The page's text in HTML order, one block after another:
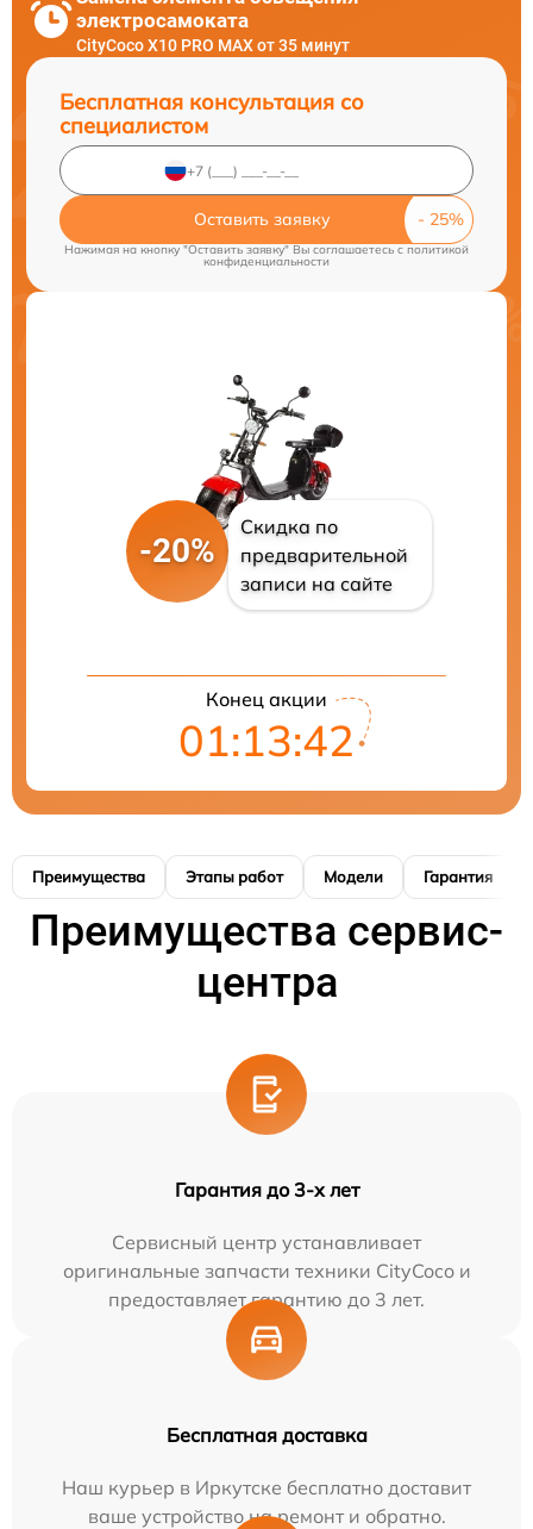
электросамоката
CityCoco X10 PRO MAX от 35 минут
Бесплатная консультация со
специалистом
Оставить заявку
Нажимая на кнопку "Оставить заявку" Вы соглашаетесь cполитикой
конфиденциальности
-20%
Скидка по
предварительной
записи на сайте
Конец акции
01:13:40
Преимущества Этапы работ Модели Гарантия
Преимущества сервис-
центра
Гарантия до 3-х лет
Сервисный центр устанавливает
оригинальные запчасти техники CityCoco и
предоставляет гарантию до 3 лет.
Бесплатная доставка
Наш курьер в Иркутске бесплатно доставит
ваше устройство на ремонт и обратно.